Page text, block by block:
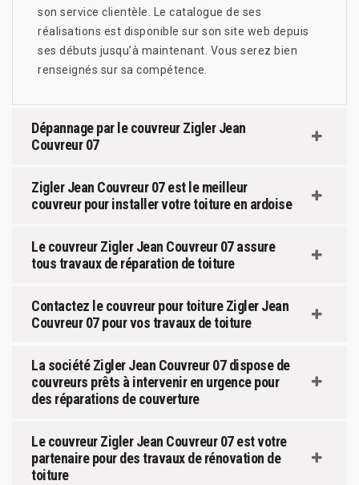
son service clientèle. Le catalogue de ses
réalisations est disponible sur son site web depuis
ses débuts jusqu’à maintenant. Vous serez bien
renseignés sur sa compétence.
Dépannage par le couvreur Zigler Jean
Couvreur 07
Zigler Jean Couvreur 07 est le meilleur
couvreur pour installer votre toiture en ardoise
Le couvreur Zigler Jean Couvreur 07 assure
tous travaux de réparation de toiture
Contactez le couvreur pour toiture Zigler Jean
Couvreur 07 pour vos travaux de toiture
La société Zigler Jean Couvreur 07 dispose de
couvreurs prêts à intervenir en urgence pour
des réparations de couverture
Le couvreur Zigler Jean Couvreur 07 est votre
partenaire pour des travaux de rénovation de
toiture